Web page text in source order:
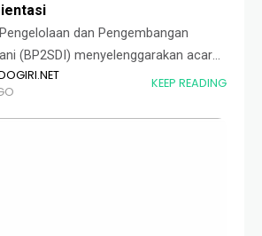
dan Pengembangan
(BP2SDI) menyelenggarakan acara
seluruh Kepala Kamar (Kepma).
sebanyak 5 kali, mulai dari Sabtu
04), Kamis
KEEP READING